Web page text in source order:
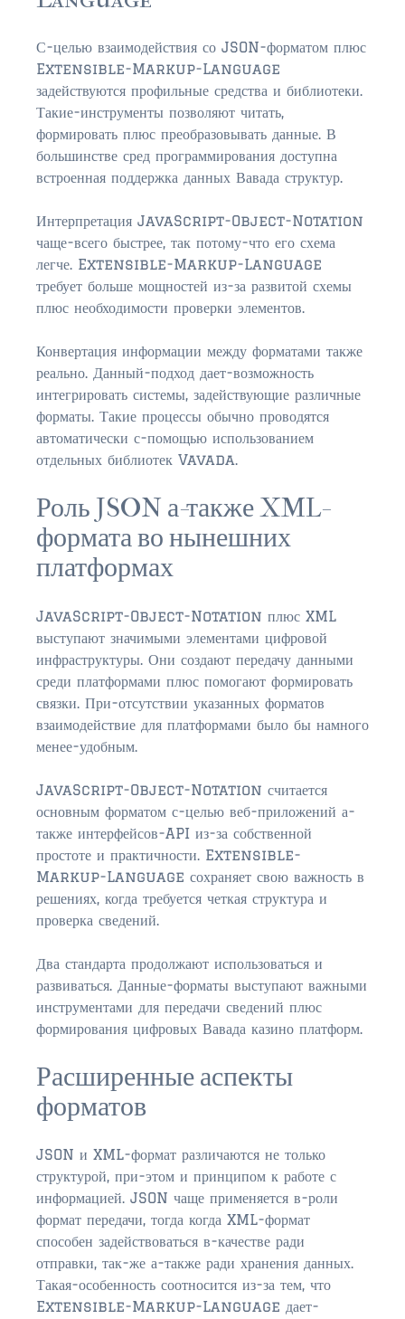
С-целью взаимодействия со JSON-форматом плюс
Extensible-Markup-Language
задействуются профильные средства и библиотеки.
Такие-инструменты позволяют читать,
формировать плюс преобразовывать данные. В
большинстве сред программирования доступна
встроенная поддержка данных Вавада структур.
Интерпретация JavaScript-Object-Notation
чаще-всего быстрее, так потому-что его схема
легче. Extensible-Markup-Language
требует больше мощностей из-за развитой схемы
плюс необходимости проверки элементов.
Конвертация информации между форматами также
реально. Данный-подход дает-возможность
интегрировать системы, задействующие различные
форматы. Такие процессы обычно проводятся
автоматически с-помощью использованием
отдельных библиотек Vavada.
Роль JSON а-также XML-
формата во нынешних
платформах
JavaScript-Object-Notation плюс XML
выступают значимыми элементами цифровой
инфраструктуры. Они создают передачу данными
среди платформами плюс помогают формировать
связки. При-отсутствии указанных форматов
взаимодействие для платформами было бы намного
менее-удобным.
JavaScript-Object-Notation считается
основным форматом с-целью веб-приложений а-
также интерфейсов-API из-за собственной
простоте и практичности. Extensible-
Markup-Language сохраняет свою важность в
решениях, когда требуется четкая структура и
проверка сведений.
Два стандарта продолжают использоваться и
развиваться. Данные-форматы выступают важными
инструментами для передачи сведений плюс
формирования цифровых Вавада казино платформ.
Расширенные аспекты
форматов
JSON и XML-формат различаются не только
структурой, при-этом и принципом к работе с
информацией. JSON чаще применяется в-роли
формат передачи, тогда когда XML-формат
способен задействоваться в-качестве ради
отправки, так-же а-также ради хранения данных.
Такая-особенность соотносится из-за тем, что
Extensible-Markup-Language дает-